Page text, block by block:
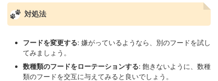
対処法
フードを変更する: 嫌がっているようなら、別のフードを試し
てみましょう。
数種類のフードをローテーションする: 飽きないように、数種
類のフードを交互に与えてみると良いでしょう。